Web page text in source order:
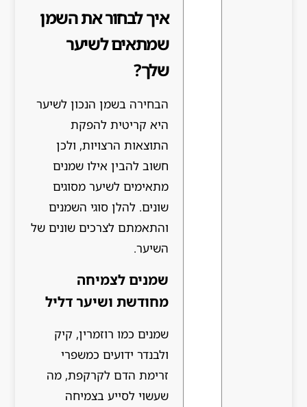
איך לבחור את השמן
שמתאים לשיער
שלך?
הבחירה בשמן הנכון לשיער
היא קריטית להפקת
התוצאות הרצויות, ולכן
חשוב להבין אילו שמנים
מתאימים לשיער מסוגים
שונים. להלן סוגי השמנים
והתאמתם לצרכים שונים של
השיער.
שמנים לצמיחה
מחודשת ושיער דליל
שמנים כמו רוזמרין, קיק
ולבנדר ידועים כמשפרי
זרימת הדם לקרקפת, מה
שעשוי לסייע בצמיחה